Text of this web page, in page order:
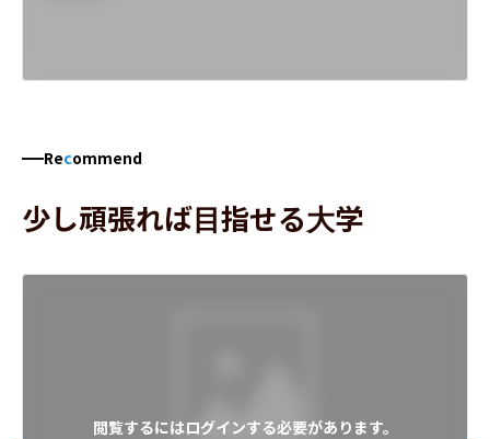
Recommend
少し頑張れば目指せる大学
閲覧するにはログインする必要があります。